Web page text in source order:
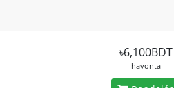
৳6,100BDT
havonta